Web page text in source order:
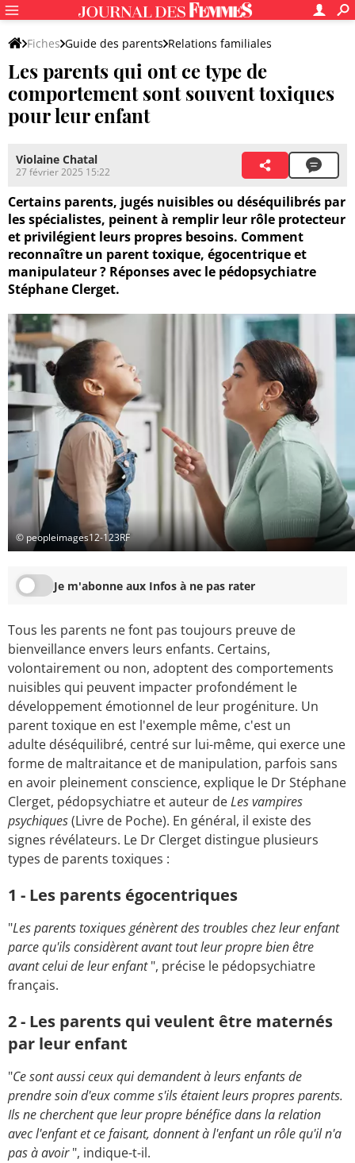
Fiches Guide des parents Relations familiales
Les parents qui ont ce type de
comportement sont souvent toxiques
pour leur enfant
Violaine Chatal
27 février 2025 15:22
Certains parents, jugés nuisibles ou déséquilibrés par
les spécialistes, peinent à remplir leur rôle protecteur
et privilégient leurs propres besoins. Comment
reconnaître un parent toxique, égocentrique et
manipulateur ? Réponses avec le pédopsychiatre
Stéphane Clerget.
© peopleimages12-123RF
Je m'abonne aux Infos à ne pas rater
Tous les parents ne font pas toujours preuve de
bienveillance envers leurs enfants. Certains,
volontairement ou non, adoptent des comportements
nuisibles qui peuvent impacter profondément le
développement émotionnel de leur progéniture. Un
parent toxique en est l'exemple même, c'est un
adulte déséquilibré, centré sur lui-même, qui exerce une
forme de maltraitance et de manipulation, parfois sans
en avoir pleinement conscience, explique le Dr Stéphane
Clerget, pédopsychiatre et auteur deLes vampires
psychiques(Livre de Poche). En général, il existe des
signes révélateurs. Le Dr Clerget distingue plusieurs
types de parents toxiques :
1 - Les parents égocentriques
"Les parents toxiques génèrent des troubles chez leur enfant
parce qu'ils considèrent avant tout leur propre bien être
avant celui de leur enfant", précise le pédopsychiatre
français.
2 - Les parents qui veulent être maternés
par leur enfant
"Ce sont aussi ceux qui demandent à leurs enfants de
prendre soin d'eux comme s'ils étaient leurs propres parents.
Ils ne cherchent que leur propre bénéfice dans la relation
avec l'enfant et ce faisant, donnent à l'enfant un rôle qu'il n'a
pas à avoir", indique-t-il.